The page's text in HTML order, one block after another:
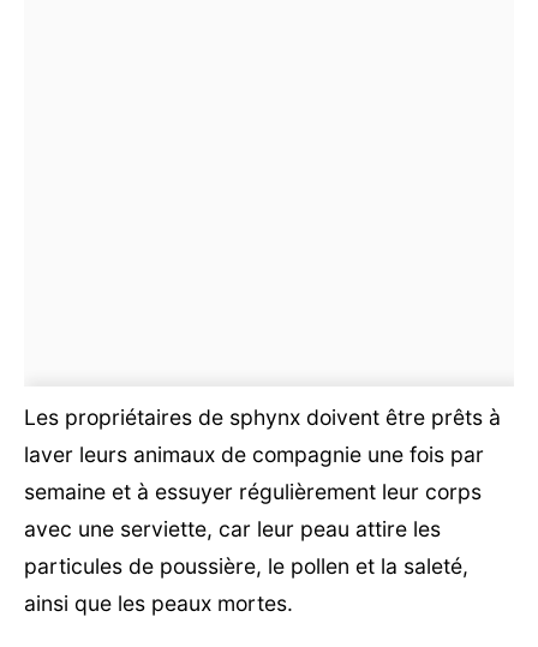
Les propriétaires de sphynx doivent être prêts à
laver leurs animaux de compagnie une fois par
semaine et à essuyer régulièrement leur corps
avec une serviette, car leur peau attire les
particules de poussière, le pollen et la saleté,
ainsi que les peaux mortes.